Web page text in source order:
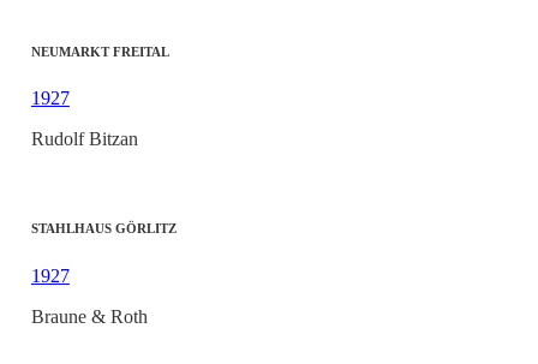
NEUMARKT FREITAL
1927
Rudolf Bitzan
STAHLHAUS GÖRLITZ
1927
Braune & Roth